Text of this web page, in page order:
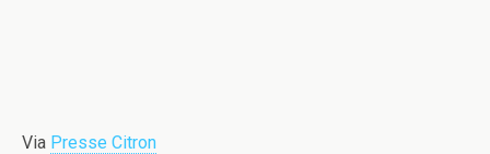
Via Presse Citron